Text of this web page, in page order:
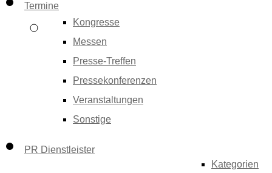
Termine
Kongresse
Messen
Presse-Treffen
Pressekonferenzen
Veranstaltungen
Sonstige
PR Dienstleister
Kategorien